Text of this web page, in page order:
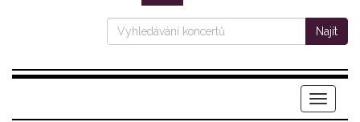
Najít
Menu